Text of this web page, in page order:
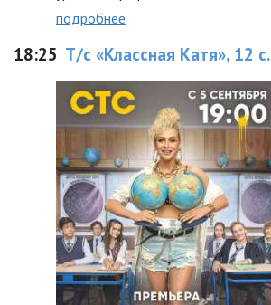
подробнее
18:25 Т/с «Классная Катя», 12 с.